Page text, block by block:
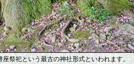
祭祀という最古の神社形式といわれます。